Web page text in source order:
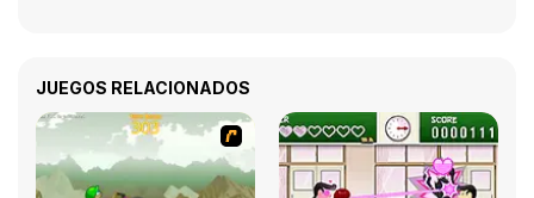
JUEGOS RELACIONADOS